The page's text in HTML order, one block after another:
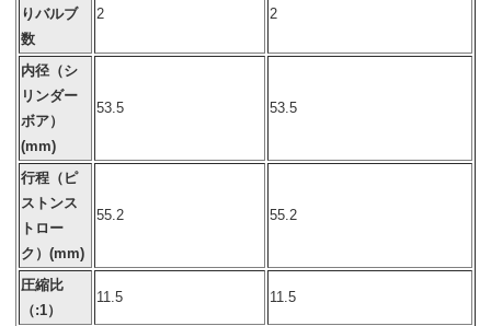
りバルブ
数
2 2
内径（シ
リンダー
ボア）
(mm)
53.5 53.5
行程（ピ
ストンス
トロー
ク）(mm)
55.2 55.2
圧縮比
（:1）
11.5 11.5